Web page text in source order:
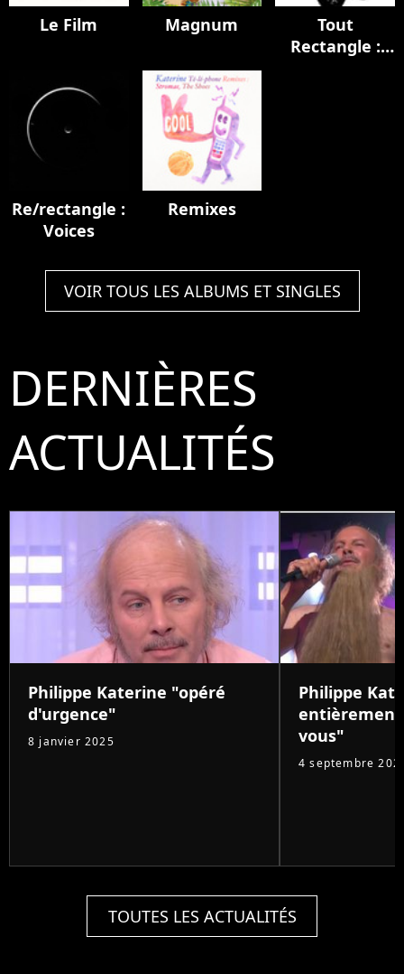
Le Film Magnum
Tout
Rectangle :
Re/rectangle :
Voices
Remixes
VOIR TOUS LES ALBUMS ET SINGLES
DERNIÈRES
ACTUALITÉS
Philippe Katerine "opéré
d'urgence"
8 janvier 2025
Philippe
entièrement
vous"
4 septembre
TOUTES LES ACTUALITÉS